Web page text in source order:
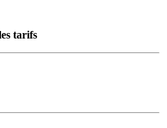
tarifs